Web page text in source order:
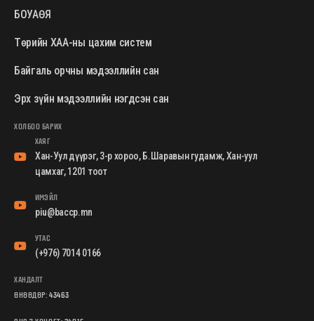
БОУАӨЯ
Төрийн ХАА-ны цахим систем
Байгаль орчны мэдээллийн сан
Эрх зүйн мэдээллийн нэгдсэн сан
ХОЛБОО БАРИХ
ХАЯГ
Хан-Уул дүүрэг, 3-р хороо, Б.Шаравын гудамж, Хан-уул
цамхаг, 1201 тоот
ИМЭЙЛ
piu@baccp.mn
УТАС
(+976) 7014 0166
ХАНДАЛТ
ӨНӨӨДӨР:43463